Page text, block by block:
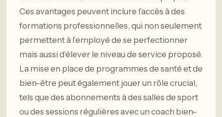
Ces avantages peuvent inclure l’accès à des
formations professionnelles, qui non seulement
permettent à l’employé de se perfectionner
mais aussi d’élever le niveau de service proposé.
La mise en place de programmes de santé et de
bien-être peut également jouer un rôle crucial,
tels que des abonnements à des salles de sport
ou des sessions régulières avec un coach bien-